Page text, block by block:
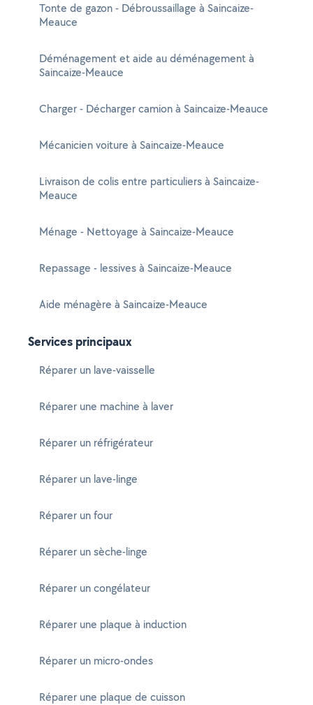
Tonte de gazon - Débroussaillage à Saincaize-
Meauce
Déménagement et aide au déménagement à
Saincaize-Meauce
Charger - Décharger camion à Saincaize-Meauce
Mécanicien voiture à Saincaize-Meauce
Livraison de colis entre particuliers à Saincaize-
Meauce
Ménage - Nettoyage à Saincaize-Meauce
Repassage - lessives à Saincaize-Meauce
Aide ménagère à Saincaize-Meauce
Services principaux
Réparer un lave-vaisselle
Réparer une machine à laver
Réparer un réfrigérateur
Réparer un lave-linge
Réparer un four
Réparer un sèche-linge
Réparer un congélateur
Réparer une plaque à induction
Réparer un micro-ondes
Réparer une plaque de cuisson